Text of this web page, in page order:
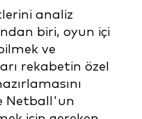
analiz
biri, oyun içi
ve
rekabetin özel
Netball'un